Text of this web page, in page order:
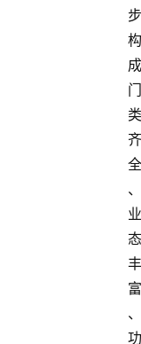
步
构
成
门
类
齐
全
、
业
态
丰
富
、
功